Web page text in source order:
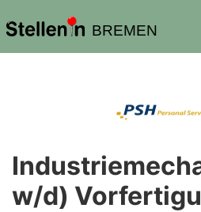
BREMEN
w/d)